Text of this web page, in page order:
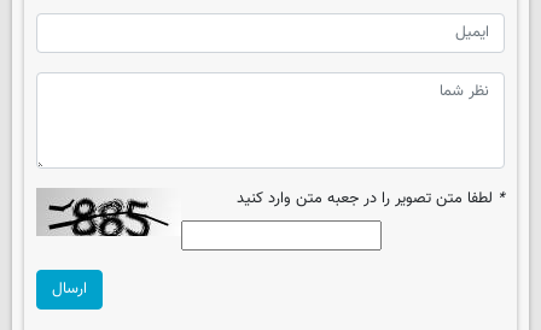
* لطفا متن تصویر را در جعبه متن وارد کنید
ارسال